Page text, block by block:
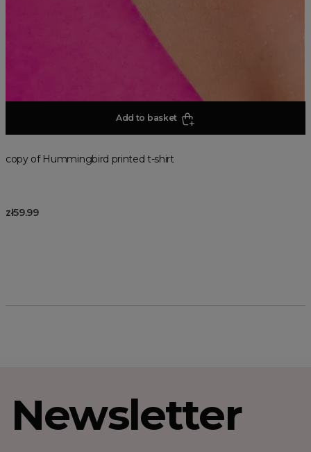
Add to basket
copy of Hummingbird printed t-shirt
zł59.99
Newsletter